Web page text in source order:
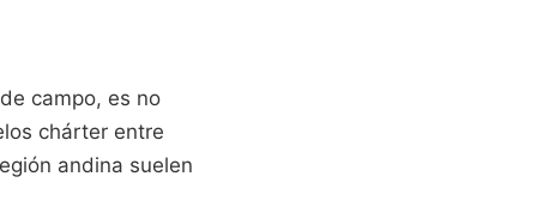
campo, es no
chárter entre
andina suelen